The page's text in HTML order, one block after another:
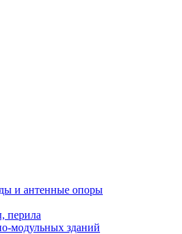
и антенные опоры
перила
модульных зданий